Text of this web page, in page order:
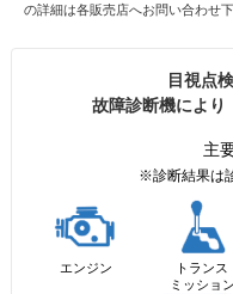
の詳細は各販売店へお問い合わせ下
目視点
故障診断機により
主
※診断結果は
エンジン
トランス
ミッション